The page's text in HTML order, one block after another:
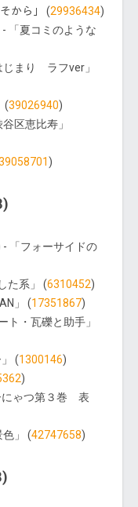
から」 (29936434)
- 「夏コミのような
じまり ラフver」
(39026940)
区恵比寿」
)
- 「フォーサイドの
た系」 (6310452)
」 (17351867)
ト・瓦礫と助手」
(1300146)
)
にゃつ第３巻 表
色」 (42747658)